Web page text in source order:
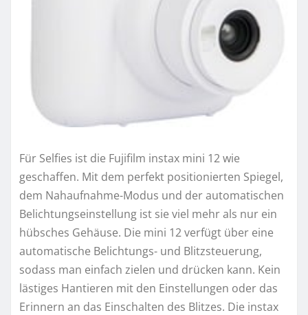
Für Selfies ist die Fujifilm instax mini 12 wie
geschaffen. Mit dem perfekt positionierten Spiegel,
dem Nahaufnahme-Modus und der automatischen
Belichtungseinstellung ist sie viel mehr als nur ein
hübsches Gehäuse. Die mini 12 verfügt über eine
automatische Belichtungs- und Blitzsteuerung,
sodass man einfach zielen und drücken kann. Kein
lästiges Hantieren mit den Einstellungen oder das
Erinnern an das Einschalten des Blitzes. Die instax